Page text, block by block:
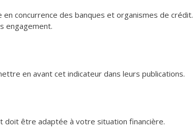
concurrence des banques et organismes de crédit.
engagement.
en avant cet indicateur dans leurs publications.
doit être adaptée à votre situation financière.